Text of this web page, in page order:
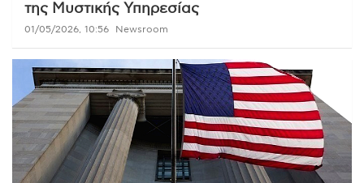
της Μυστικής Υπηρεσίας
01/05/2026, 10:56 Newsroom